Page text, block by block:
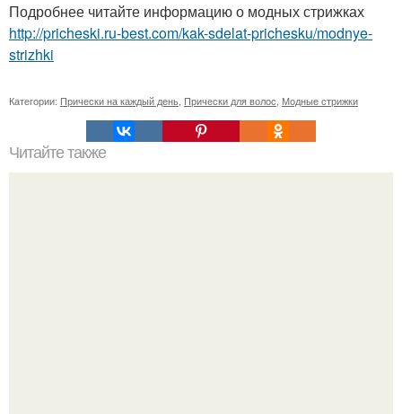
Подробнее читайте информацию о модных стрижках
http://pricheski.ru-best.com/kak-sdelat-prichesku/modnye-
strizhki
Категории: Прически на каждый день Прически для волос Модные стрижки
Читайте также